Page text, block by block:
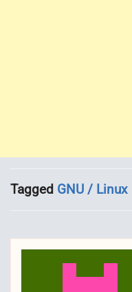
Tagged GNU / Linux